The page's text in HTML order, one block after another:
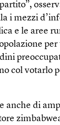
i mezzi
e le aree
col votarlo
anche di